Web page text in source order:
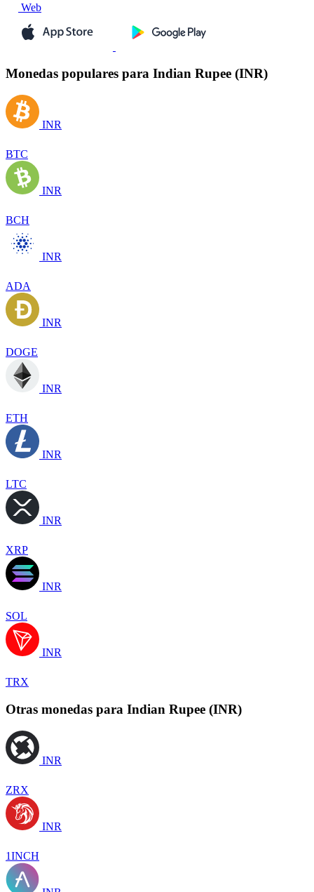
Web
Monedas populares para Indian Rupee (INR)
INR
BTC
INR
BCH
INR
ADA
INR
DOGE
INR
ETH
INR
LTC
INR
XRP
INR
SOL
INR
TRX
Otras monedas para Indian Rupee (INR)
INR
ZRX
INR
1INCH